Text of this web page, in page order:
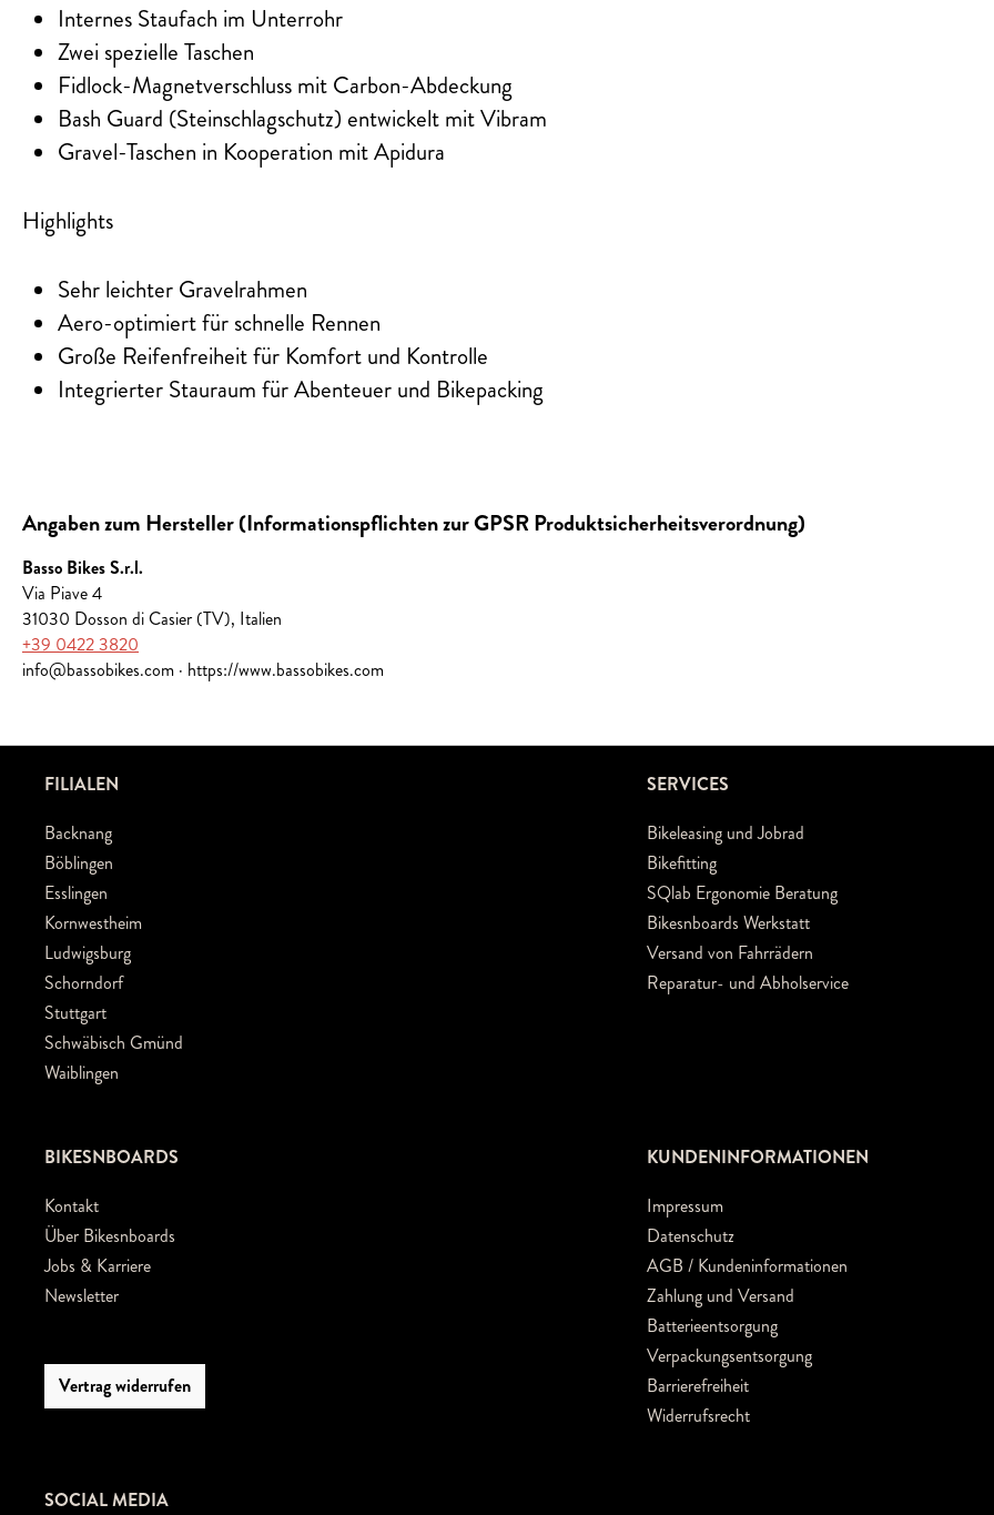
Internes Staufach im Unterrohr
Zwei spezielle Taschen
Fidlock-Magnetverschluss mit Carbon-Abdeckung
Bash Guard (Steinschlagschutz) entwickelt mit Vibram
Gravel-Taschen in Kooperation mit Apidura
Highlights
Sehr leichter Gravelrahmen
Aero-optimiert für schnelle Rennen
Große Reifenfreiheit für Komfort und Kontrolle
Integrierter Stauraum für Abenteuer und Bikepacking
Angaben zum Hersteller (Informationspflichten zur GPSR Produktsicherheitsverordnung)
Basso Bikes S.r.l.
Via Piave 4
31030 Dosson di Casier (TV), Italien
+39 0422 3820
info@bassobikes.com · https://www.bassobikes.com
FILIALEN
Backnang
Böblingen
Esslingen
Kornwestheim
Ludwigsburg
Schorndorf
Stuttgart
Schwäbisch Gmünd
Waiblingen
SERVICES
Bikeleasing und Jobrad
Bikefitting
SQlab Ergonomie Beratung
Bikesnboards Werkstatt
Versand von Fahrrädern
Reparatur- und Abholservice
BIKESNBOARDS
Kontakt
Über Bikesnboards
Jobs & Karriere
Newsletter
Vertrag widerrufen
KUNDENINFORMATIONEN
Impressum
Datenschutz
AGB / Kundeninformationen
Zahlung und Versand
Batterieentsorgung
Verpackungsentsorgung
Barrierefreiheit
Widerrufsrecht
SOCIAL MEDIA